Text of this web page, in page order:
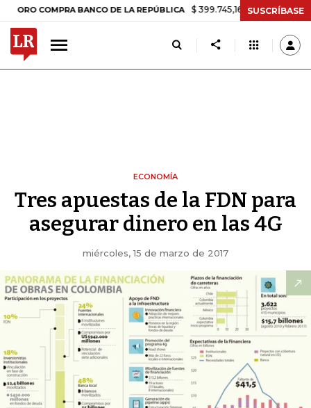
BANCO DE LA REPÚBLICA $ 399.745,16 +$ 2.295,71 +0,58%
SUSCRÍBASE
ECONOMÍA
Tres apuestas de la FDN para
asegurar dinero en las 4G
miércoles, 15 de marzo de 2017